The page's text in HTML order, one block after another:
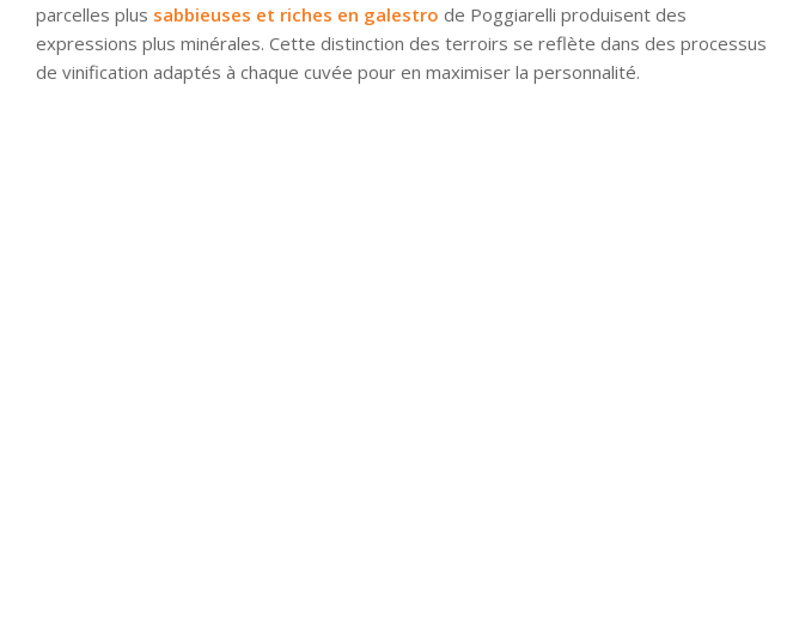
parcelles plus sabbieuses et riches en galestro de Poggiarelli produisent des
expressions plus minérales. Cette distinction des terroirs se reflète dans des processus
de vinification adaptés à chaque cuvée pour en maximiser la personnalité.